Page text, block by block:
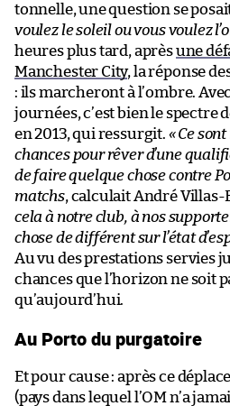
tonnelle, une question se
voulez le soleil ou vous voulez
heures plus tard, aprèsune
Manchester City, la réponse
: ils marcheront à l’ombre.
journées, c’est bien le spectre
en 2013, qui ressurgit. « Ce
chances pour rêver d’une
de faire quelque chose contre
matchs, calculait André Villas-
cela à notre club, à nos
chose de différent sur l’état
Au vu des prestations servies
chances que l’horizon ne soit
qu’aujourd’hui.
Au Porto du purgatoire
Et pour cause : après ce
(pays dans lequel l’OM n’a